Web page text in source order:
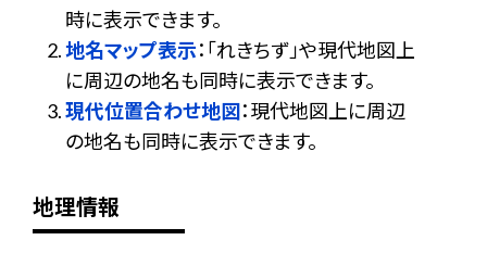
時に表示できます。
地名マップ表示：「れきちず」や現代地図上
に周辺の地名も同時に表示できます。
現代位置合わせ地図：現代地図上に周辺
の地名も同時に表示できます。
地理情報